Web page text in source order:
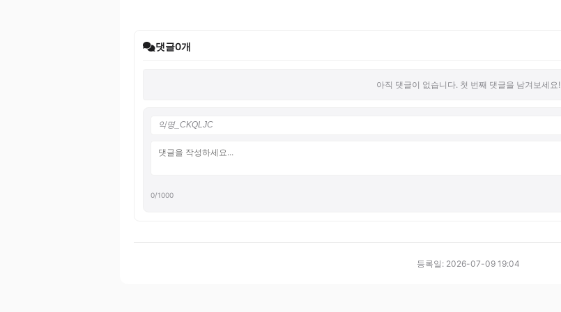
댓글0개
아직 댓글이 없습니다. 첫 번째 댓글을 남겨보세요!
0/1000
등록일: 2026-07-09 19:04